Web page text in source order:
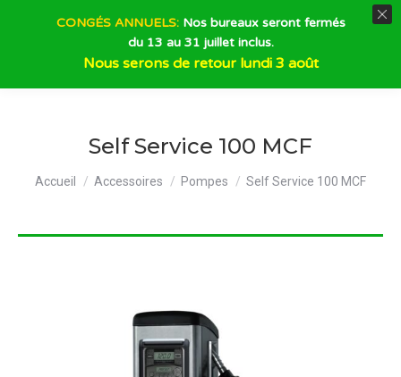
Self Service 100 MCF
Vous êtes ici :
Accueil Accessoires Pompes Self Service 100 MCF
CONGÉS ANNUELS:Nos bureaux seront fermés
du 13 au 31 juillet inclus.
Nous serons de retour lundi 3 août